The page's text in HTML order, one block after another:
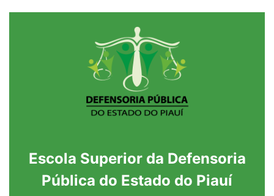
Escola Superior da Defensoria
Pública do Estado do Piauí